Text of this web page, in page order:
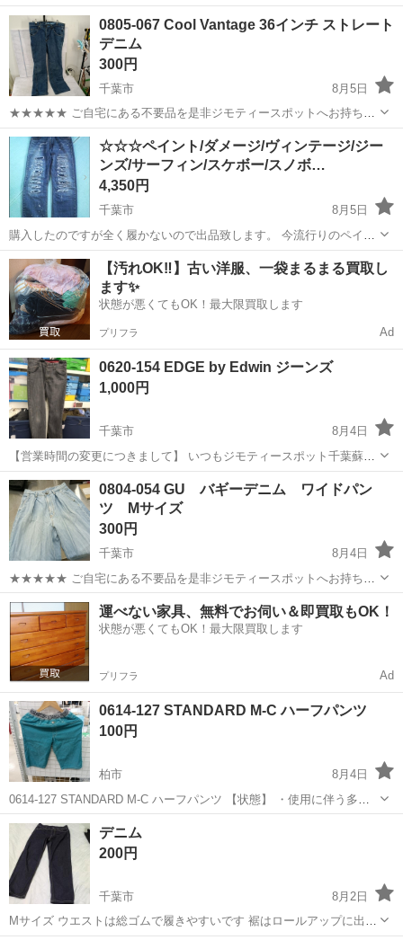
ワンルーム寮完備！赴任旅費会社負担！年間休日130日★フォークリフ
ト免許お持ちの方、活躍中！就業先食堂利用可★《神奈川県相模原
市》 人気の工場のお仕事 ◇電...
神奈川 相模原市
0805-067 Cool Vantage 36インチ ストレート
デニム
300円
千葉市
8月5日
★★★★★ ご自宅にある不要品を是非ジモティースポットへお持ち込
みしませんか？ 家電、趣味・スポーツ・レジャー用品、こども用品、
衣料服飾品、生活雑貨、家具、本、CD・DVDなどが無料でまとめて持
ち込めます！ ※詳細はこ...
千葉 千葉市 ジーンズ/デニム
☆☆☆ペイント/ダメージ/ヴィンテージ/ジー
ンズ/サーフィン/スケボー/スノボ…
4,350円
千葉市
8月5日
購入したのですが全く履かないので出品致します。 今流行りのペイン
トダメージジーンズになります。 太過ぎないので丁度良い感じになっ
ています！ サーフ系やボーダー系の方々にぴったりだと思います！ 程
度は試着のみですので美品です。...
千葉 千葉市 ジーンズ/デニム スノボー
【汚れOK‼️】古い洋服、一袋まるまる買取し
ます✨
状態が悪くてもOK！最大限買取します
プリフラ Ad
0620-154 EDGE by Edwin ジーンズ
1,000円
千葉市
8月4日
【営業時間の変更につきまして】 いつもジモティースポット千葉蘇我
店をご愛顧いただき誠にありがとうございます。 誠に勝手ではござい
ますが、当店は2026年2月より営業終了時間を21時から20時に変更さ
せて頂いております。 ...
千葉 千葉市 リユース
0804-054 GU バギーデニム ワイドパン
ツ Mサイズ
300円
千葉市
8月4日
★★★★★ ご自宅にある不要品を是非ジモティースポットへお持ち込
みしませんか？ 家電、趣味・スポーツ・レジャー用品、こども用品、
衣料服飾品、生活雑貨、家具、本、CD・DVDなどが無料でまとめて持
ち込めます！ ※詳細はこ...
千葉 千葉市 ジーンズ/デニム 現地
運べない家具、無料でお伺い＆即買取もOK！
状態が悪くてもOK！最大限買取します
プリフラ Ad
0614-127 STANDARD M-C ハーフパンツ
100円
柏市
8月4日
0614-127 STANDARD M-C ハーフパンツ 【状態】 ・使用に伴う多少
のスレ、キズ、落としきれない汚れなどございます ・詳細は現地でご
確認ください ・お値引きは出来かねますのでご了承願います ...
千葉 柏市
デニム
200円
千葉市
8月2日
Mサイズ ウエストは総ゴムで履きやすいです 裾はロールアップに出来